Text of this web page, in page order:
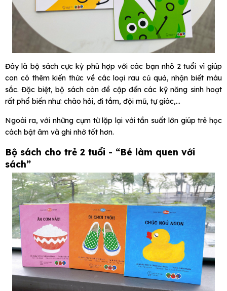
Đây là bộ sách cực kỳ phù hợp với các bạn nhỏ 2 tuổi vì giúp
con có thêm kiến thức về các loại rau củ quả, nhận biết màu
sắc. Đặc biệt, bộ sách còn đề cập đến các kỹ năng sinh hoạt
rất phổ biến như: chào hỏi, đi tắm, đội mũ, tự giác,...
Ngoài ra, với những cụm từ lặp lại với tần suất lớn giúp trẻ học
cách bật âm và ghi nhớ tốt hơn.
Bộ sách cho trẻ 2 tuổi - “Bé làm quen với
sách”